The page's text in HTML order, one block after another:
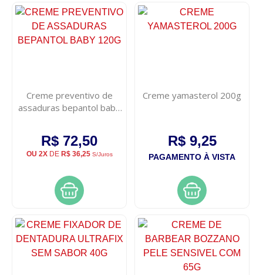
Creme preventivo de
assaduras bepantol baby
R$ 72,50
OU 2XDE R$ 36,25S/Juros
Creme yamasterol 200g
R$ 9,25
PAGAMENTO À VISTA